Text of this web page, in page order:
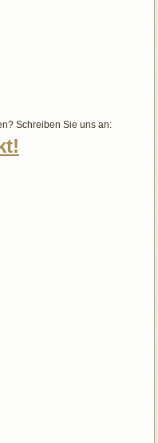
Schreiben Sie uns an: